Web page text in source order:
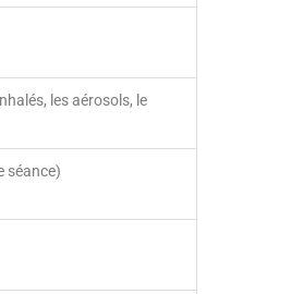
les aérosols, le
séance)